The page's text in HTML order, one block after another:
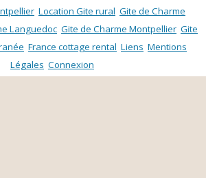
Location Gite rural Gite de Charme
Languedoc Gite de Charme Montpellier Gite
France cottage rental Liens Mentions
Légales Connexion